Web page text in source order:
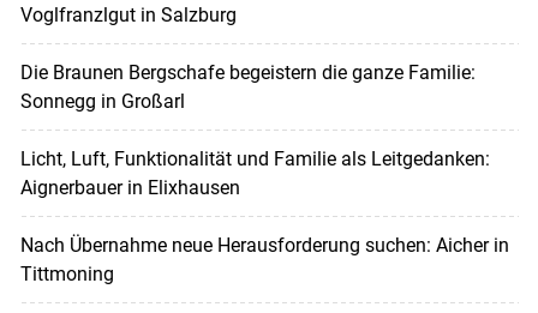
Voglfranzlgut in Salzburg
Die Braunen Bergschafe begeistern die ganze Familie:
Sonnegg in Großarl
Licht, Luft, Funktionalität und Familie als Leitgedanken:
Aignerbauer in Elixhausen
Nach Übernahme neue Herausforderung suchen: Aicher in
Tittmoning